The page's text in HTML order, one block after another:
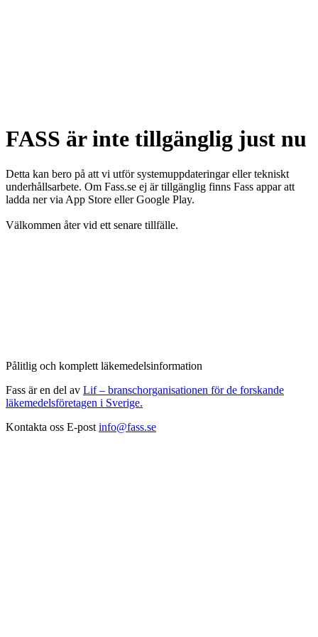
FASS är inte tillgänglig just nu
Detta kan bero på att vi utför systemuppdateringar eller tekniskt
underhållsarbete. Om Fass.se ej är tillgänglig finns Fass appar att
ladda ner via App Store eller Google Play.
Välkommen åter vid ett senare tillfälle.
Pålitlig och komplett läkemedelsinformation
Fass är en del av Lif – branschorganisationen för de forskande
läkemedelsföretagen i Sverige.
Kontakta oss E-post info@fass.se